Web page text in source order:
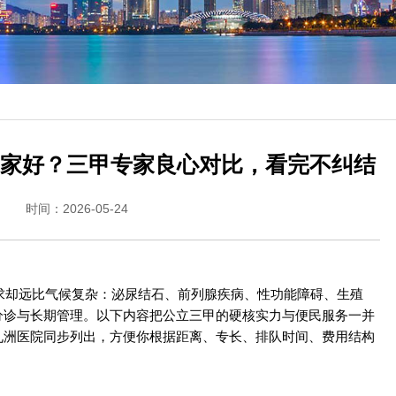
好？三甲专家良心对比，看完不纠结
时间：2026-05-24
远比气候复杂：泌尿结石、前列腺疾病、性功能障碍、生殖
与长期管理。以下内容把公立三甲的硬核实力与便民服务一并
医院同步列出，方便你根据距离、专长、排队时间、费用结构